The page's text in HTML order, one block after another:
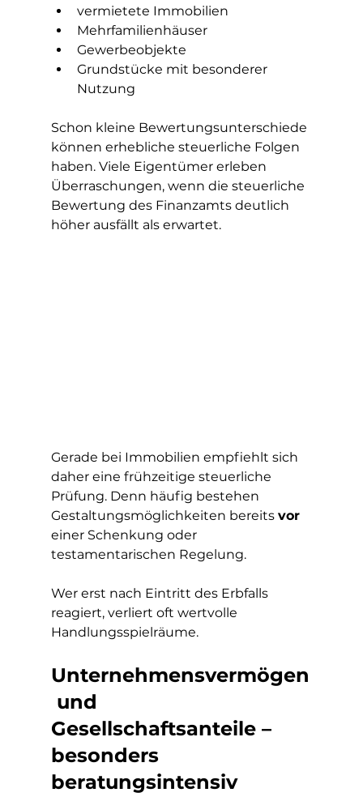
vermietete Immobilien
Mehrfamilienhäuser
Gewerbeobjekte
Grundstücke mit besonderer
Nutzung
Schon kleine Bewertungsunterschiede
können erhebliche steuerliche Folgen
haben. Viele Eigentümer erleben
Überraschungen, wenn die steuerliche
Bewertung des Finanzamts deutlich
höher ausfällt als erwartet.
Gerade bei Immobilien empfiehlt sich
daher eine frühzeitige steuerliche
Prüfung. Denn häufig bestehen
Gestaltungsmöglichkeiten bereits vor
einer Schenkung oder
testamentarischen Regelung.
Wer erst nach Eintritt des Erbfalls
reagiert, verliert oft wertvolle
Handlungsspielräume.
Unternehmensvermögen
und
Gesellschaftsanteile –
besonders
beratungsintensiv